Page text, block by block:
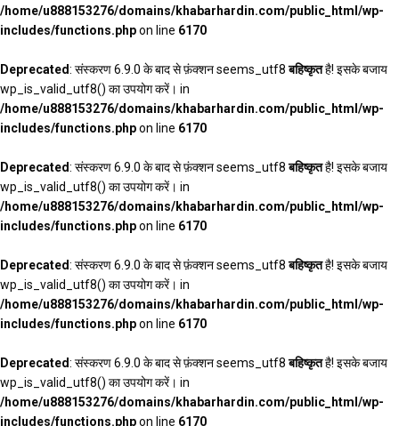
/home/u888153276/domains/khabarhardin.com/public_html/wp-
includes/functions.phpon line 6170
Deprecated: संस्करण 6.9.0 के बाद से फ़ंक्शन seems_utf8बहिष्कृतहै! इसके बजाय
wp_is_valid_utf8() का उपयोग करें। in
/home/u888153276/domains/khabarhardin.com/public_html/wp-
includes/functions.phpon line 6170
Deprecated: संस्करण 6.9.0 के बाद से फ़ंक्शन seems_utf8बहिष्कृतहै! इसके बजाय
wp_is_valid_utf8() का उपयोग करें। in
/home/u888153276/domains/khabarhardin.com/public_html/wp-
includes/functions.phpon line 6170
Deprecated: संस्करण 6.9.0 के बाद से फ़ंक्शन seems_utf8बहिष्कृतहै! इसके बजाय
wp_is_valid_utf8() का उपयोग करें। in
/home/u888153276/domains/khabarhardin.com/public_html/wp-
includes/functions.phpon line 6170
Deprecated: संस्करण 6.9.0 के बाद से फ़ंक्शन seems_utf8बहिष्कृतहै! इसके बजाय
wp_is_valid_utf8() का उपयोग करें। in
/home/u888153276/domains/khabarhardin.com/public_html/wp-
includes/functions.phpon line 6170